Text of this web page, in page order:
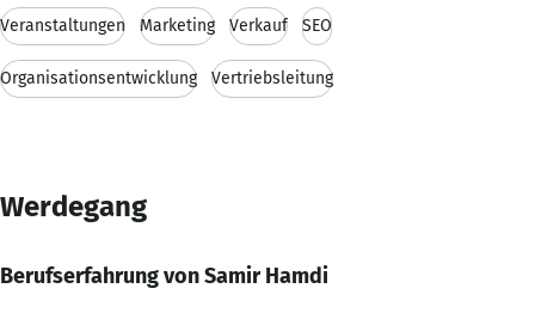
Veranstaltungen Marketing Verkauf SEO
Organisationsentwicklung Vertriebsleitung
Werdegang
Berufserfahrung von Samir Hamdi